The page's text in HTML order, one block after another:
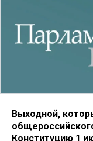
Выходной,
Конституцию 1